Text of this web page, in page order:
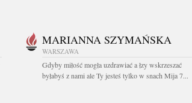
MARIANNA SZYMAŃSKA
WARSZAWA
Gdyby miłość mogła uzdrawiać a łzy wskrzeszać
byłabyś z nami ale Ty jesteś tylko w snach Mija 7...